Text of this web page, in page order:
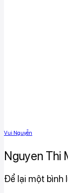
Vui Nguyễn
Nguyen Thi
Để lại một bình